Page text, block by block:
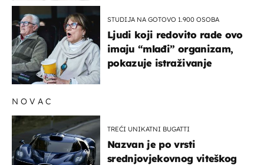
STUDIJA NA GOTOVO 1.900 OSOBA
Ljudi koji redovito rade ovo
imaju “mlađi” organizam,
pokazuje istraživanje
NOVAC
TREĆI UNIKATNI BUGATTI
Nazvan je po vrsti
srednjovjekovnog viteškog